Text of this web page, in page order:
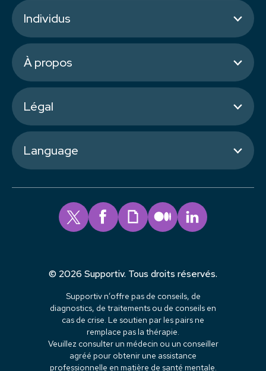
Individus
À propos
Légal
Language
© 2026 Supportiv. Tous droits réservés.
Supportiv n’offre pas de conseils, de
diagnostics, de traitements ou de conseils en
cas de crise. Le soutien par les pairs ne
remplace pas la thérapie.
Veuillez consulter un médecin ou un conseiller
agréé pour obtenir une assistance
professionnelle en matière de santé mentale.